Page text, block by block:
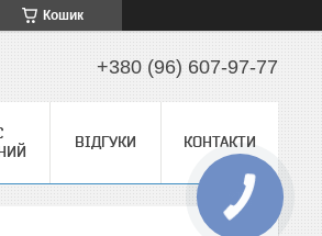
Кошик
+380 (96) 607-97-77
ВІДГУКИ КОНТАКТИ